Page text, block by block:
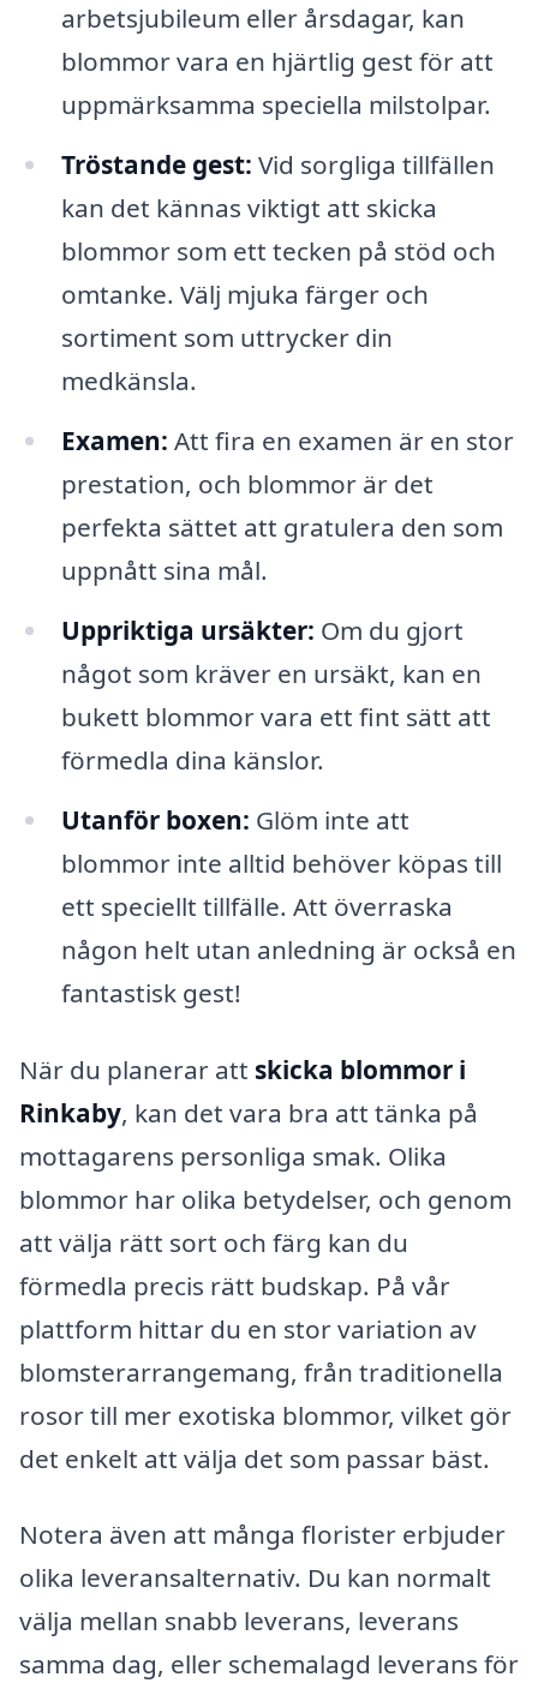
arbetsjubileum eller årsdagar, kan
blommor vara en hjärtlig gest för att
uppmärksamma speciella milstolpar.
Tröstande gest: Vid sorgliga tillfällen
kan det kännas viktigt att skicka
blommor som ett tecken på stöd och
omtanke. Välj mjuka färger och
sortiment som uttrycker din
medkänsla.
Examen: Att fira en examen är en stor
prestation, och blommor är det
perfekta sättet att gratulera den som
uppnått sina mål.
Uppriktiga ursäkter: Om du gjort
något som kräver en ursäkt, kan en
bukett blommor vara ett fint sätt att
förmedla dina känslor.
Utanför boxen: Glöm inte att
blommor inte alltid behöver köpas till
ett speciellt tillfälle. Att överraska
någon helt utan anledning är också en
fantastisk gest!
När du planerar att skicka blommor i
Rinkaby, kan det vara bra att tänka på
mottagarens personliga smak. Olika
blommor har olika betydelser, och genom
att välja rätt sort och färg kan du
förmedla precis rätt budskap. På vår
plattform hittar du en stor variation av
blomsterarrangemang, från traditionella
rosor till mer exotiska blommor, vilket gör
det enkelt att välja det som passar bäst.
Notera även att många florister erbjuder
olika leveransalternativ. Du kan normalt
välja mellan snabb leverans, leverans
samma dag, eller schemalagd leverans för